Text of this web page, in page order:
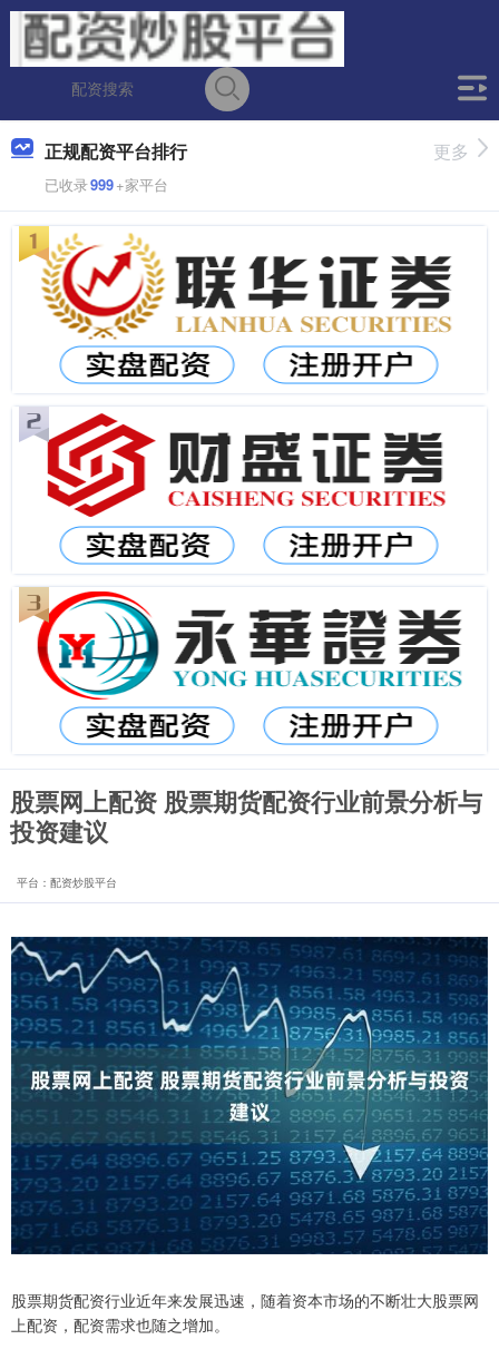
正规配资平台排行
已收录999+家平台
更多
股票网上配资 股票期货配资行业前景分析与
投资建议
平台：配资炒股平台
股票期货配资行业近年来发展迅速，随着资本市场的不断壮大股票网
上配资，配资需求也随之增加。